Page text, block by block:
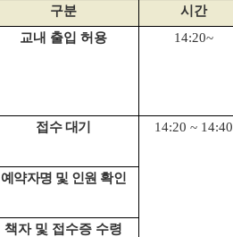
구분 시간
교내 출입 허용 14:20~
접수 대기 14:20 ~ 14:40
예약자명 및 인원 확인
책자 및 접수증 수령